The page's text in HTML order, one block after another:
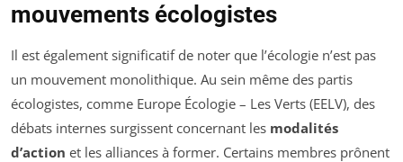
mouvements écologistes
Il est également significatif de noter que l’écologie n’est pas
un mouvement monolithique. Au sein même des partis
écologistes, comme Europe Écologie – Les Verts (EELV), des
débats internes surgissent concernant les modalités
d’action et les alliances à former. Certains membres prônent